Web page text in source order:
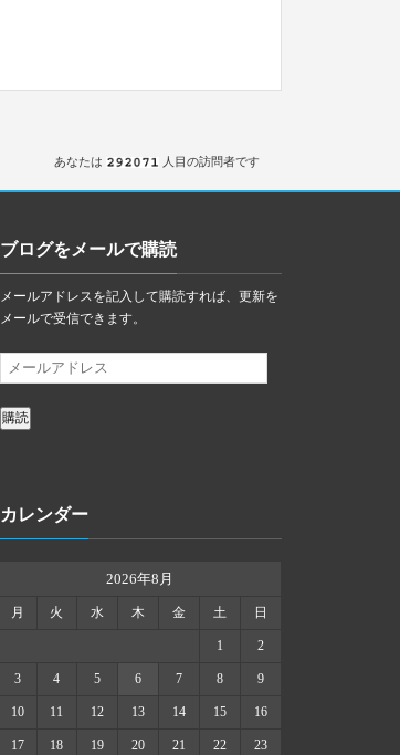
あなたは 人目の訪問者です
ブログをメールで購読
メールアドレスを記入して購読すれば、更新を
メールで受信できます。
購読
カレンダー
2026年8月
月 火 水 木 金 土 日
1 2
3 4 5 6 7 8 9
10 11 12 13 14 15 16
17 18 19 20 21 22 23